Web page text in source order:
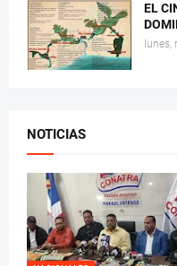
EL
lunes,
NOTICIAS